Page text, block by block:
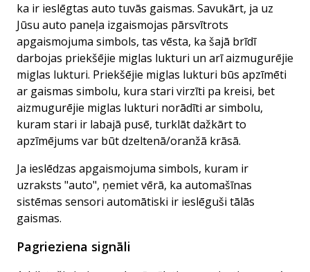
ka ir ieslēgtas auto tuvās gaismas. Savukārt, ja uz
Jūsu auto paneļa izgaismojas pārsvītrots
apgaismojuma simbols, tas vēsta, ka šajā brīdī
darbojas priekšējie miglas lukturi un arī aizmugurējie
miglas lukturi. Priekšējie miglas lukturi būs apzīmēti
ar gaismas simbolu, kura stari virzīti pa kreisi, bet
aizmugurējie miglas lukturi norādīti ar simbolu,
kuram stari ir labajā pusē, turklāt dažkārt to
apzīmējums var būt dzeltenā/oranžā krāsā.
Ja ieslēdzas apgaismojuma simbols, kuram ir
uzraksts "auto", ņemiet vērā, ka automašīnas
sistēmas sensori automātiski ir ieslēguši tālās
gaismas.
Pagrieziena signāli